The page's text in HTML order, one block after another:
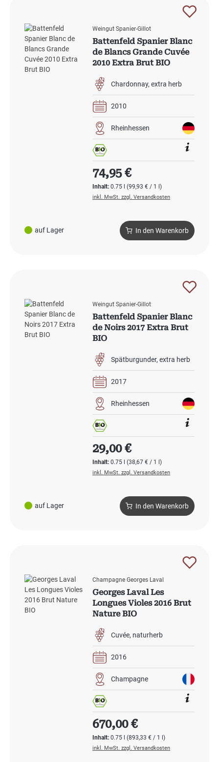
auf Lager
Weingut Spanier-Gillot
Battenfeld Spanier Blanc
de Blancs Grande Cuvée
2010 Extra Brut BIO
Chardonnay extra herb
2010
Rheinhessen
Inhalt:0.75 l(99,93 € / 1 l)
Regulärer Preis:
74,95 €
inkl. MwSt. zzgl. Versandkosten
In den Warenkorb
auf Lager
Weingut Spanier-Gillot
Battenfeld Spanier Blanc
de Noirs 2017 Extra Brut
BIO
Spätburgunder extra herb
2017
Rheinhessen
Inhalt:0.75 l(38,67 € / 1 l)
Regulärer Preis:
29,00 €
inkl. MwSt. zzgl. Versandkosten
In den Warenkorb
Champagne Georges Laval
Georges Laval Les
Longues Violes 2016 Brut
Nature BIO
Cuvée naturherb
2016
Champagne
Inhalt:0.75 l(893,33 € / 1 l)
Regulärer Preis:
670,00 €
inkl. MwSt. zzgl. Versandkosten